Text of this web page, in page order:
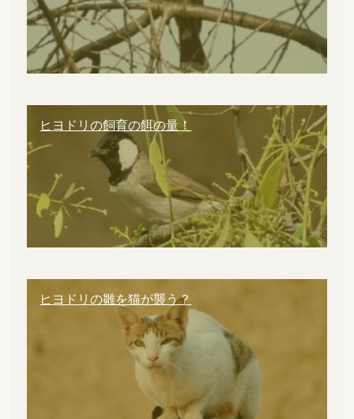
ヒヨドリの飼育の餌の量！
ヒヨドリの雛を猫が襲う？